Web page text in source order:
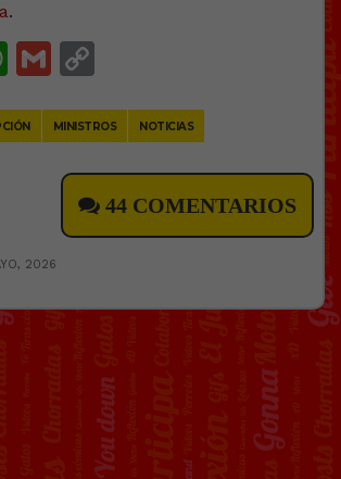
.
WhatsApp
Gmail
MINISTROS NOTICIAS
44 COMENTARIOS
2026